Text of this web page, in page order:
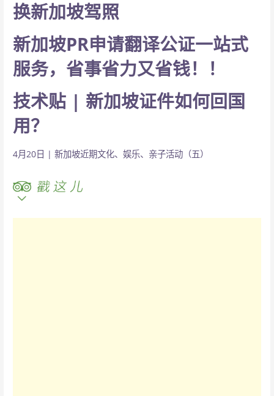
换新加坡驾照
新加坡PR申请翻译公证一站式
服务，省事省力又省钱！！
技术贴 | 新加坡证件如何回国
用？
4月20日 | 新加坡近期文化、娱乐、亲子活动（五）